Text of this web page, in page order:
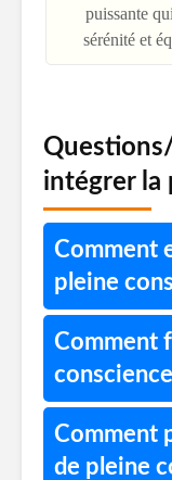
puissante
sérénité et
intégrer la
Comment
pleine
Comment
Comment
de pleine